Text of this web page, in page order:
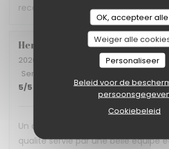
OK, accepteer alle
Weiger alle
Personaliseer
Beleid voor de
Cookiebeleid
recommande sans hésiter !
Hervé
2026-06-30
- 12:30 - Gasten 3
Service
5/5
Un déjeuner en terrasse ombragée,
qualité servie par une belle équipe